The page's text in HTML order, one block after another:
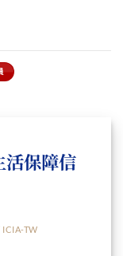
活保障信
ICIA-TW